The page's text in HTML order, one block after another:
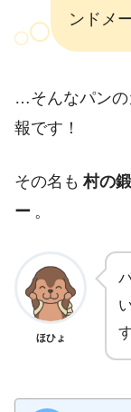
ンドメ
…そんなパンの
報です！
その名も 村の
ー 。
ほひょ